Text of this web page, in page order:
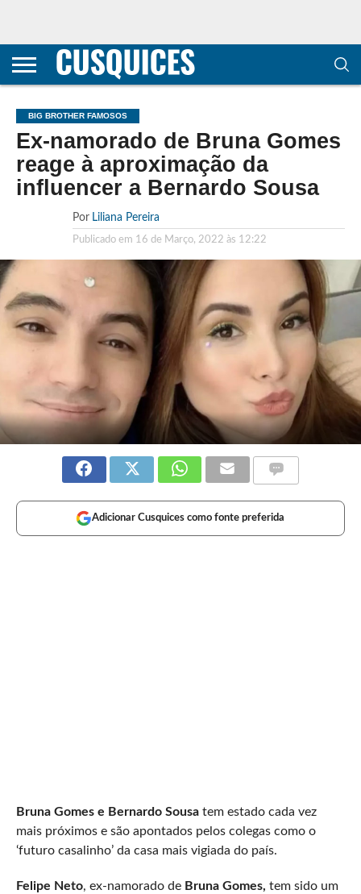
CONTACTOS
HOME
POLÍTICA DE
E COOKIES
SOBRE
TERMOS E
TRANSPARÊNCIA
METODOLOGIA
BIG BROTHER FAMOSOS
Ex-namorado de Bruna Gomes
reage à aproximação da
influencer a Bernardo Sousa
Por Liliana Pereira
Publicado em 16 de Março, 2022 às 12:22
Adicionar Cusquices como fonte preferida
Bruna Gomes e Bernardo Sousatem estado cada vez
mais próximos e são apontados pelos colegas como o
‘futuro casalinho’ da casa mais vigiada do país.
Felipe Neto, ex-namorado de Bruna Gomes, tem sido um